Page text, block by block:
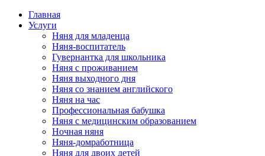
Главная
Услуги
Няня для младенца
Няня-воспитатель
Гувернантка для школьника
Няня с проживанием
Няня выходного дня
Няня со знанием английского
Няня на час
Профессиональная бабушка
Няня с медицинским образованием
Ночная няня
Няня-домработница
Няня для двоих детей